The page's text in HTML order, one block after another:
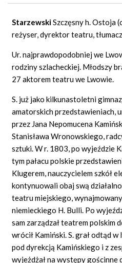
GRAF POWIĄZAŃ
DYSKUSJA
Mapa
StarzewskiSzczęsny h. Ostoja
reżyser, dyrektor teatru,
Ur. najprawdopodobniej we
rodziny szlacheckiej. Młodszy
27 aktorem teatru we Lwowie.
S. już jako kilkunastoletni
amatorskich przedstawieniach,
przez Jana Nepomucena
Stanisława Wronowskiego,
sztuki. W r. 1803, po wyjeździe
tym pałacu polskie
Klugerem, nauczycielem szkół
kontynuowali obaj swą
teatru miejskiego,
niemieckiego H. Bulli. Po
sam zarządzał teatrem polskim
wrócił Kamiński. S. grał odtąd
pod dyrekcją Kamińskiego i z
wyjeżdżał na występy